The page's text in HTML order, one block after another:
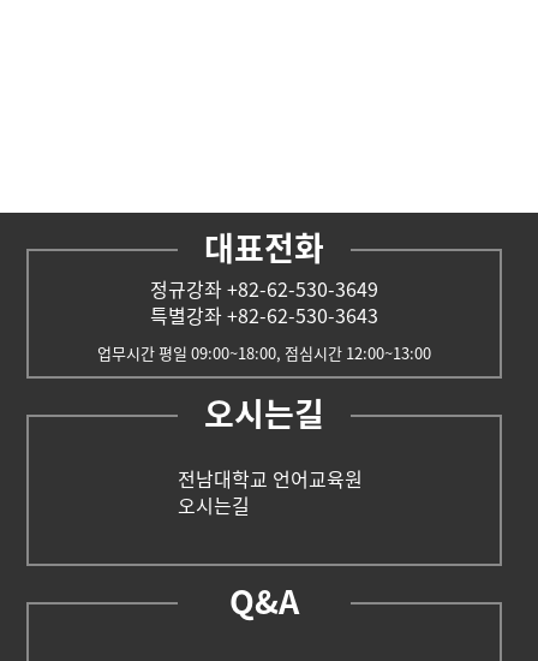
대표전화
정규강좌 +82-62-530-3649
특별강좌 +82-62-530-3643
업무시간 평일 09:00~18:00, 점심시간 12:00~13:00
오시는길
전남대학교 언어교육원
오시는길
Q&A